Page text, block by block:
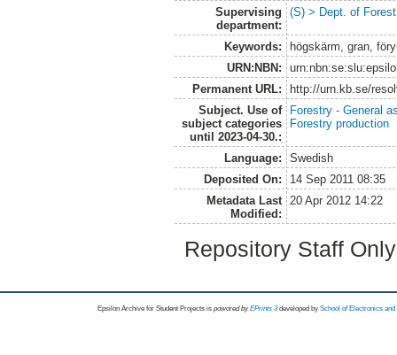
Supervising
department:
(S) > Dept. of
Keywords:
högskärm, gran,
URN:NBN:
Permanent URL:
http://urn.kb.se/
Subject. Use of
subject categories
until 2023-04-30.:
Forestry - General
Forestry production
Language:
Swedish
Deposited On:
14 Sep 2011 08:35
Metadata Last
Modified:
20 Apr 2012 14:22
Repository Staff
Epsilon Archive for Student Projects is powored byEPrints 3 developed by School of Electronics